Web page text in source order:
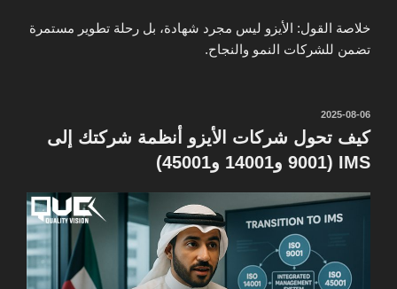
خلاصة القول: الأيزو ليس مجرد شهادة، بل رحلة تطوير مستمرة
تضمن للشركات النمو والنجاح.
نُشر
في
2025-08-06
كيف تحول شركات الأيزو أنظمة شركتك إلى
IMS (9001 و14001 و45001)